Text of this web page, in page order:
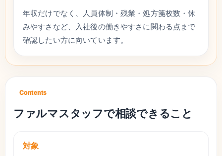
年収だけでなく、人員体制・残業・処方箋枚数・休
みやすさなど、入社後の働きやすさに関わる点まで
確認したい方に向いています。
Contents
ファルマスタッフで相談できること
対象